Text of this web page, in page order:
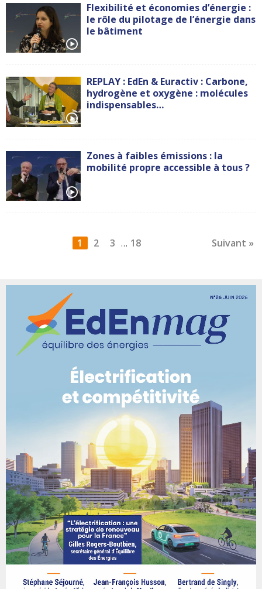
Flexibilité et économies d’énergie :
le rôle du pilotage de l’énergie dans
le bâtiment
REPLAY : EdEn & Euractiv : Carbone,
hydrogène et oxygène : molécules
indispensables…
Zones à faibles émissions : la
mobilité propre accessible à tous ?
1 2 3 … Suivant »
18